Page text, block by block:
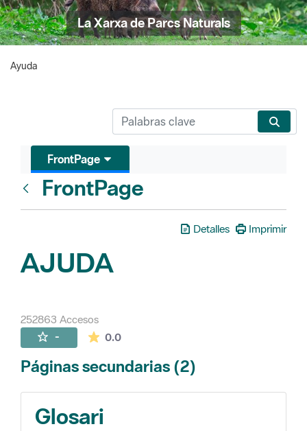
La Xarxa de Parcs Naturals
Ayuda
FrontPage
FrontPage
Detalles Imprimir
AJUDA
252863 Accesos
- 0.0La valoración media es de 0 estrellas de
Páginas secundarias (2)
Glosari